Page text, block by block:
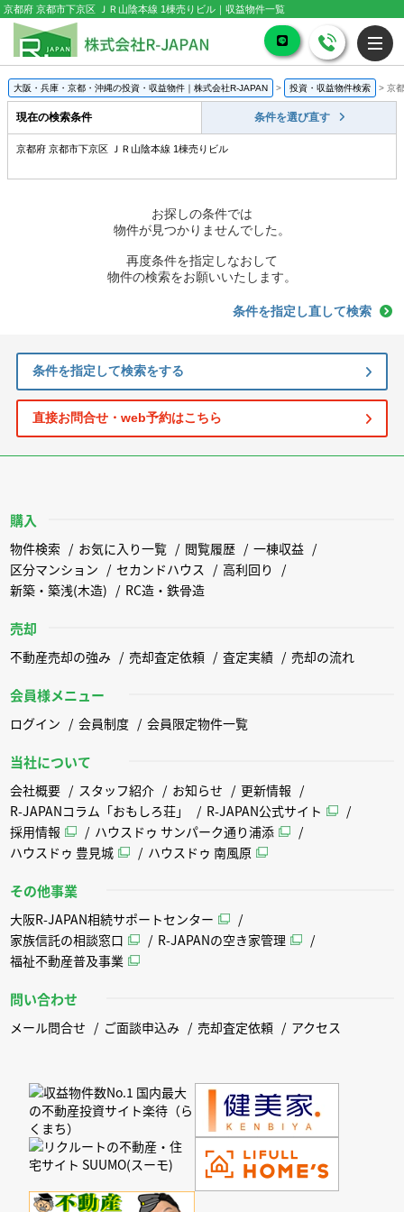
京都府 京都市下京区 ＪＲ山陰本線 1棟売りビル｜収益物件一覧
大阪・兵庫・京都・沖縄の投資・収益物件｜株式会社R-JAPAN > 投資・収益物件検索 > 京
現在の検索条件 条件を選び直す
京都府 京都市下京区 ＪＲ山陰本線 1棟売りビル
お探しの条件では
物件が見つかりませんでした。
再度条件を指定しなおして
物件の検索をお願いいたします。
条件を指定し直して検索
条件を指定して検索をする
直接お問合せ・web予約はこちら
購入
物件検索 お気に入り一覧 閲覧履歴
一棟収益
区分マンション
セカンドハウス
高利回り
新築・築浅(木造)
RC造・鉄骨造
売却
不動産売却の強み 売却査定依頼 査定実績 売却の流れ
会員様メニュー
ログイン 会員制度 会員限定物件一覧
当社について
会社概要 スタッフ紹介 お知らせ
更新情報
R-JAPANコラム「おもしろ荘」
R-JAPAN公式サイト
採用情報
ハウスドゥ サンパーク通り浦添
ハウスドゥ 豊見城
ハウスドゥ 南風原
その他事業
大阪R-JAPAN相続サポートセンター
家族信託の相談窓口
R-JAPANの空き家管理
福祉不動産普及事業
問い合わせ
メール問合せ ご面談申込み 売却査定依頼 アクセス